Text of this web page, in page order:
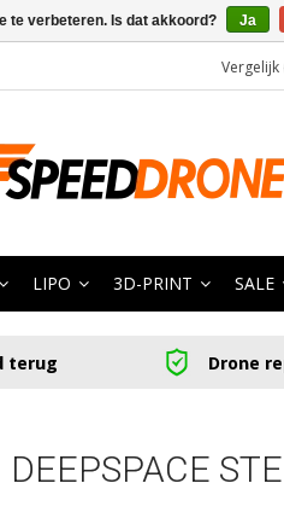
Vergelijk
LIPO 3D-PRINT SALE
terug Drone
DEEPSPACE
te verbeteren. Is dat akkoord? Ja